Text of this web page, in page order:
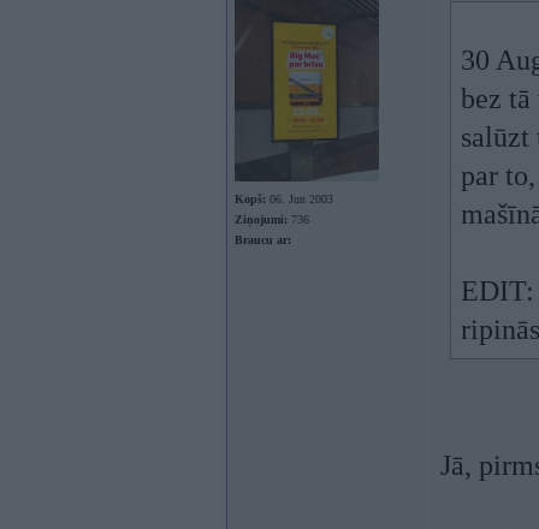
Kopš: 06. Jun 2003
Ziņojumi: 736
Braucu ar:
30
bez
salūzt
par
EDIT:
Jā,